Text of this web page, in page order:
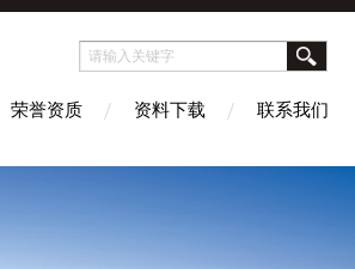
荣誉资质 资料下载 联系我们